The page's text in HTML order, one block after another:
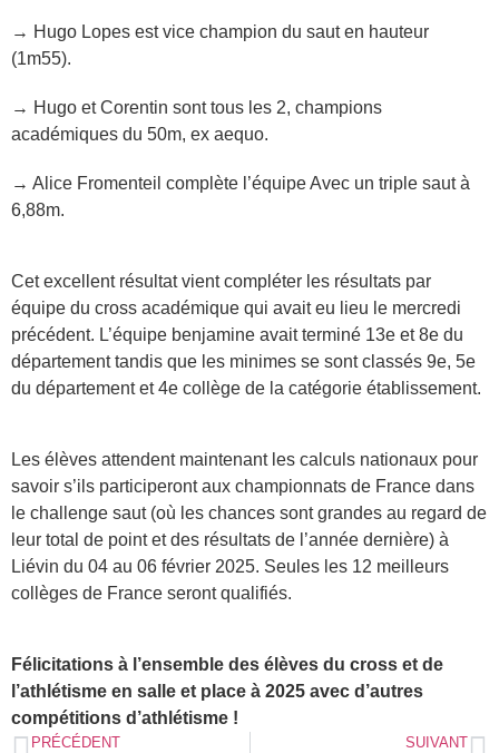
→ Hugo Lopes est vice champion du saut en hauteur
(1m55).
→ Hugo et Corentin sont tous les 2, champions
académiques du 50m, ex aequo.
→ Alice Fromenteil complète l’équipe Avec un triple saut à
6,88m.
Cet excellent résultat vient compléter les résultats par
équipe du cross académique qui avait eu lieu le mercredi
précédent. L’équipe benjamine avait terminé 13e et 8e du
département tandis que les minimes se sont classés 9e, 5e
du département et 4e collège de la catégorie établissement.
Les élèves attendent maintenant les calculs nationaux pour
savoir s’ils participeront aux championnats de France dans
le challenge saut (où les chances sont grandes au regard de
leur total de point et des résultats de l’année dernière) à
Liévin du 04 au 06 février 2025. Seules les 12 meilleurs
collèges de France seront qualifiés.
Félicitations à l’ensemble des élèves du cross et de
l’athlétisme en salle et place à 2025 avec d’autres
compétitions d’athlétisme !
PRÉCÉDENT SUIVANT